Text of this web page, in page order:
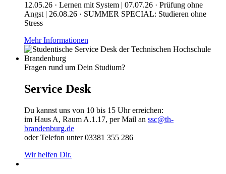
12.05.26 · Lernen mit System | 07.07.26 · Prüfung ohne
Angst | 26.08.26 · SUMMER SPECIAL: Studieren ohne
Stress
Mehr Informationen
Fragen rund um Dein Studium?
Service Desk
Du kannst uns von 10 bis 15 Uhr erreichen:
im Haus A, Raum A.1.17, per Mail an ssc@th-
brandenburg.de
oder Telefon unter 03381 355 286
Wir helfen Dir.